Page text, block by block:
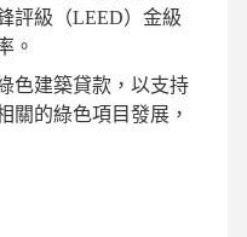
評級（LEED）金級
。
色建築貸款，以支持
關的綠色項目發展，